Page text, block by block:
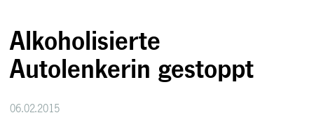
Alkoholisierte
Autolenkerin gestoppt
06.02.2015